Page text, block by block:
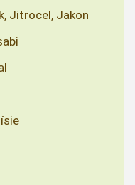
Jitrocel, Jakon